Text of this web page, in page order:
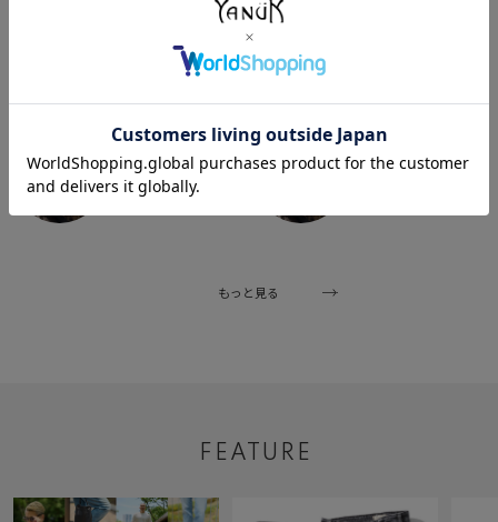
まっきー
本部
163cm
まっきー
もっと見る
FEATURE